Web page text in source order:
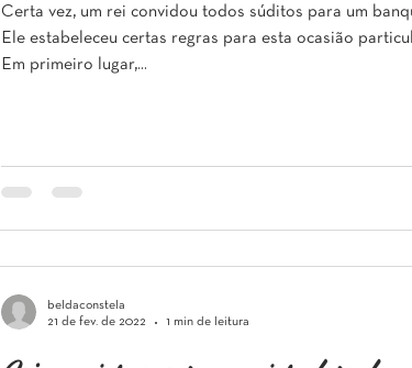
Certa vez, um rei convidou todos súditos para um
Ele estabeleceu certas regras para esta ocasião
Em primeiro lugar,...
beldaconstela
21 de fev. de 2022
1 min de leitura